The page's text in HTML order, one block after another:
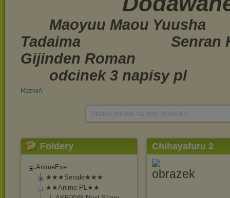
Rozwiń
Foldery
AnimeExe
★★★Seriale★★★
★★Anime PL★★
Chihayafuru 2